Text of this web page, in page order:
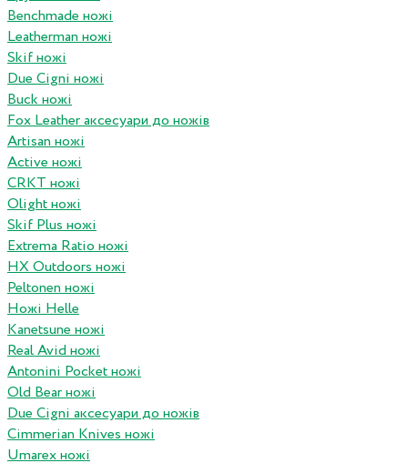
Benchmade ножі
Leatherman ножі
Skif ножі
Due Cigni ножі
Buck ножі
Fox Leather аксесуари до ножів
Artisan ножі
Active ножі
CRKT ножі
Olight ножі
Skif Plus ножі
Extrema Ratio ножі
HX Outdoors ножі
Peltonen ножі
Ножі Helle
Kanetsune ножі
Real Avid ножі
Antonini Pocket ножі
Old Bear ножі
Due Cigni аксесуари до ножів
Cimmerian Knives ножі
Umarex ножі